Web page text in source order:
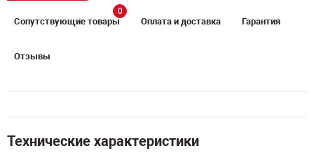
Сопутствующие товары
0
Оплата и доставка Гарантия
Отзывы
Технические характеристики